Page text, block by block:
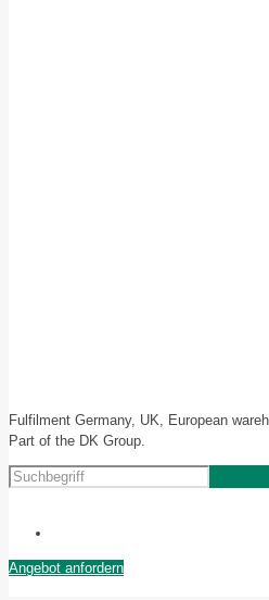
Fulfilment Germany, UK, European
Part of the DK Group.
Angebot anfordern